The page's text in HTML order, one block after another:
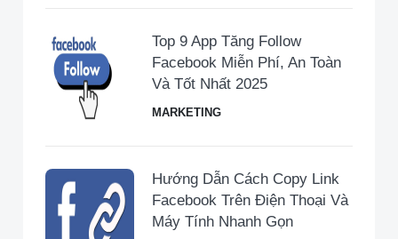
Top 9 App Tăng Follow
Facebook Miễn Phí, An Toàn
Và Tốt Nhất 2025
MARKETING
Hướng Dẫn Cách Copy Link
Facebook Trên Điện Thoại Và
Máy Tính Nhanh Gọn